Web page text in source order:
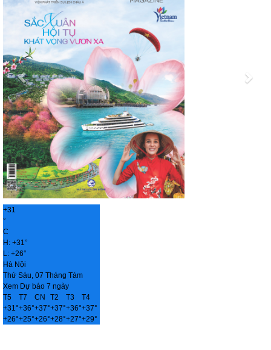
+31
°
C
H: +31°
L: +26°
Hà Nội
Thứ Sáu, 07 Tháng Tám
Xem Dự báo 7 ngày
T5
T7 CN T2 T3
T4
+31°+36°+37°+37°+36°+37°
+26°+25°+26°+28°+27°+29°